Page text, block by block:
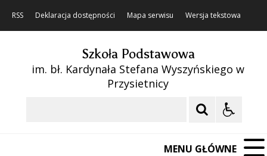
RSS Deklaracja dostępności Mapa serwisu Wersja tekstowa
Szkoła Podstawowa
im. bł. Kardynała Stefana Wyszyńskiego w
Przysietnicy
MENU GŁÓWNE